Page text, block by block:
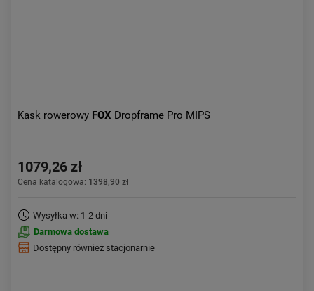
Kask rowerowy FOX Dropframe Pro MIPS
1079,26 zł
Cena katalogowa: 1398,90 zł
Wysyłka w: 1-2 dni
Darmowa dostawa
Dostępny również stacjonarnie